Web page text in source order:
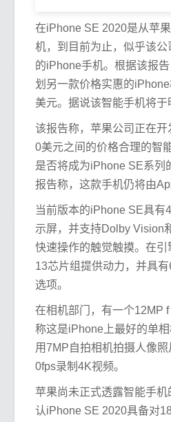
在iPhone SE 2020是从苹
机，到目前为止，似乎该
的iPhone手机。根据该报
划另一款价格实惠的
美元。据说该智能手机将于
该报告称，苹果公司正在
0美元之间的价格合理的智
是否将成为iPhone SE系列
报告称，这款手机仍将由
当前版本的iPhone SE具有
示屏，并支持Dolby Vision
快速操作的触觉触摸。在
13芯片组提供动力，并具
选项。
在相机部门，有一个12MP
称这是iPhone上最好的单
用7MP自拍相机拍摄人像
0fps录制4K视频。
苹果尚未正式透露智能手
认iPhone SE 2020具备对